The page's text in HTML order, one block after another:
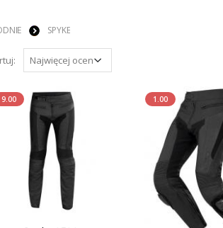
SPYKE
9.00 1.00